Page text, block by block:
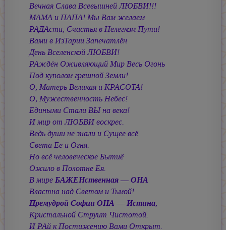
Вечная Слава Всевышней ЛЮБВИ!!!
МАМА и ПАПА! Мы Вам желаем
РАДАсти, Счастья в Нелёгком Пути!
Вами в ИзТарии Запечатлён
День Вселенской ЛЮБВИ!
РАждён Оживляющий Мир Весь Огонь
Под куполом грешной Земли!
О, Матерь Великая и КРАСОТА!
О, Мужественность Небес!
Едиными Стали ВЫ на века!
И мир от ЛЮБВИ воскрес.
Ведь души не знали и Сущее всё
Света Её и Огня.
Но всё человеческое Бытиё
Ожило в Полотне Ея.
В миреБАЖЕНственная — ОНА
Властна над Светом и Тьмой!
Премудрой Софии ОНА — Истина,
Кристальной Струит Чистотой.
И РАй к Постижению Вами Открыт.